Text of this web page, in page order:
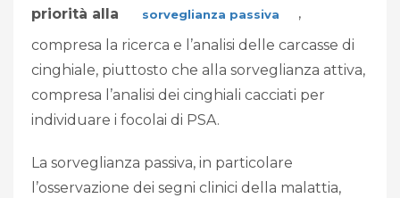
priorità alla
sorveglianza passiva
,
compresa la ricerca e l’analisi delle carcasse di
cinghiale, piuttosto che alla sorveglianza attiva,
compresa l’analisi dei cinghiali cacciati per
individuare i focolai di PSA.
La sorveglianza passiva, in particolare
l’osservazione dei segni clinici della malattia,